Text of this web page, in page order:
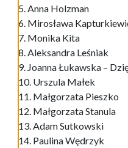
5. Anna Holzman
6. Mirosława
7. Monika Kita
8. Aleksandra Leśniak
9. Joanna Łukawska –
10. Urszula Małek
11. Małgorzata Pieszko
12. Małgorzata Stanula
13. Adam Sutkowski
14. Paulina Wędrzyk